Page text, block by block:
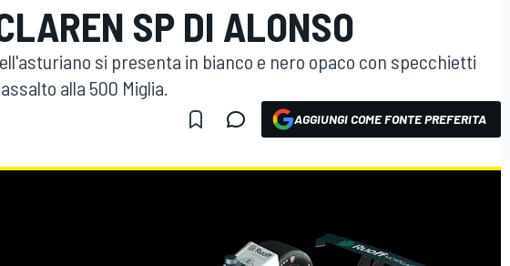
WEC
SP DI ALONSO
si presenta in bianco e nero opaco con specchietti
alla 500 Miglia.
AGGIUNGI COME FONTE PREFERITA